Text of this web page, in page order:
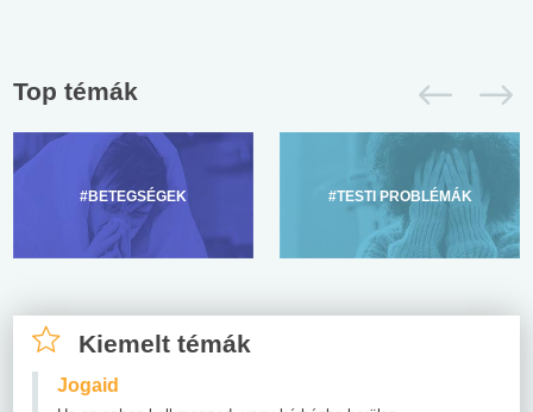
Top témák
#BETEGSÉGEK #TESTI PROBLÉMÁK
Kiemelt témák
Jogaid